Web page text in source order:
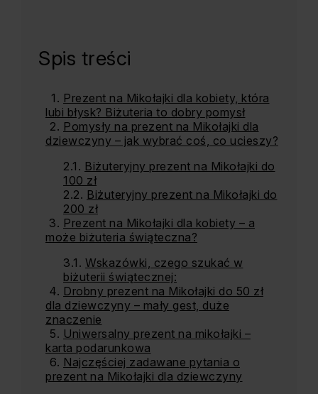
Spis treści
Prezent na Mikołajki dla kobiety, która
lubi błysk? Biżuteria to dobry pomysł
Pomysły na prezent na Mikołajki dla
dziewczyny – jak wybrać coś, co ucieszy?
Biżuteryjny prezent na Mikołajki do
100 zł
Biżuteryjny prezent na Mikołajki do
200 zł
Prezent na Mikołajki dla kobiety – a
może biżuteria świąteczna?
Wskazówki, czego szukać w
biżuterii świątecznej:
Drobny prezent na Mikołajki do 50 zł
dla dziewczyny – mały gest, duże
znaczenie
Uniwersalny prezent na mikołajki –
karta podarunkowa
Najczęściej zadawane pytania o
prezent na Mikołajki dla dziewczyny